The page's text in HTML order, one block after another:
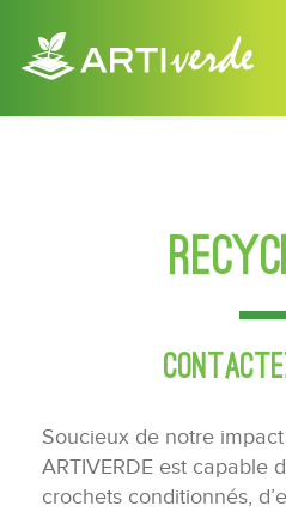
À
Soucieux de notre
ARTIVERDE est capable
crochets conditionnés,